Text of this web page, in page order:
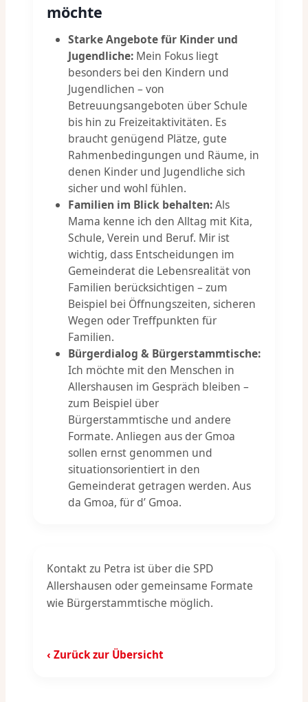
möchte
Starke Angebote für Kinder und
Jugendliche: Mein Fokus liegt
besonders bei den Kindern und
Jugendlichen – von
Betreuungsangeboten über Schule
bis hin zu Freizeitaktivitäten. Es
braucht genügend Plätze, gute
Rahmenbedingungen und Räume, in
denen Kinder und Jugendliche sich
sicher und wohl fühlen.
Familien im Blick behalten:Als
Mama kenne ich den Alltag mit Kita,
Schule, Verein und Beruf. Mir ist
wichtig, dass Entscheidungen im
Gemeinderat die Lebensrealität von
Familien berücksichtigen – zum
Beispiel bei Öffnungszeiten, sicheren
Wegen oder Treffpunkten für
Familien.
Bürgerdialog & Bürgerstammtische:
Ich möchte mit den Menschen in
Allershausen im Gespräch bleiben –
zum Beispiel über
Bürgerstammtische und andere
Formate. Anliegen aus der Gmoa
sollen ernst genommen und
situationsorientiert in den
Gemeinderat getragen werden. Aus
da Gmoa, für d’ Gmoa.
Kontakt zu Petra ist über die SPD
Allershausen oder gemeinsame Formate
wie Bürgerstammtische möglich.
‹ Zurück zur Übersicht